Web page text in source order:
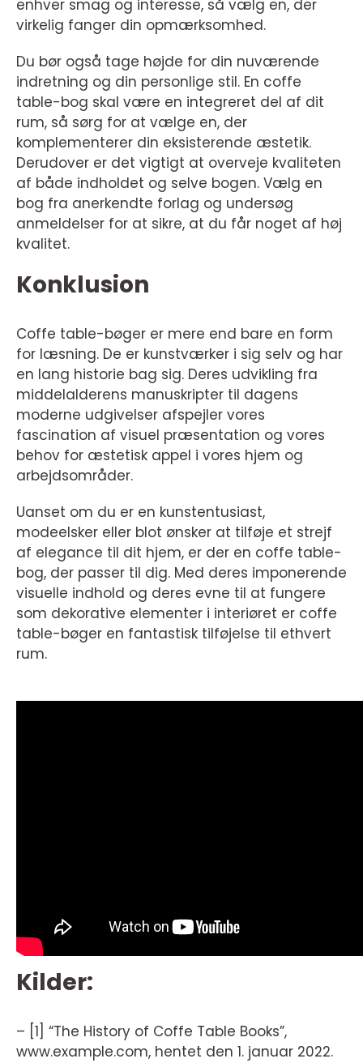
enhver smag og interesse, så vælg en, der
virkelig fanger din opmærksomhed.
Du bør også tage højde for din nuværende
indretning og din personlige stil. En coffe
table-bog skal være en integreret del af dit
rum, så sørg for at vælge en, der
komplementerer din eksisterende æstetik.
Derudover er det vigtigt at overveje kvaliteten
af både indholdet og selve bogen. Vælg en
bog fra anerkendte forlag og undersøg
anmeldelser for at sikre, at du får noget af høj
kvalitet.
Konklusion
Coffe table-bøger er mere end bare en form
for læsning. De er kunstværker i sig selv og har
en lang historie bag sig. Deres udvikling fra
middelalderens manuskripter til dagens
moderne udgivelser afspejler vores
fascination af visuel præsentation og vores
behov for æstetisk appel i vores hjem og
arbejdsområder.
Uanset om du er en kunstentusiast,
modeelsker eller blot ønsker at tilføje et strejf
af elegance til dit hjem, er der en coffe table-
bog, der passer til dig. Med deres imponerende
visuelle indhold og deres evne til at fungere
som dekorative elementer i interiøret er coffe
table-bøger en fantastisk tilføjelse til ethvert
rum.
Kilder:
– [1] “The History of Coffe Table Books”,
www.example.com, hentet den 1. januar 2022.